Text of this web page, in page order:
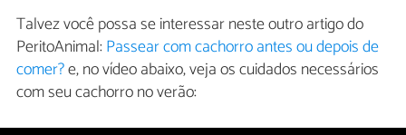
Talvez você possa se interessar neste outro artigo do
PeritoAnimal:Passear com cachorro antes ou depois de
comer?e, no vídeo abaixo, veja os cuidados necessários
com seu cachorro no verão: